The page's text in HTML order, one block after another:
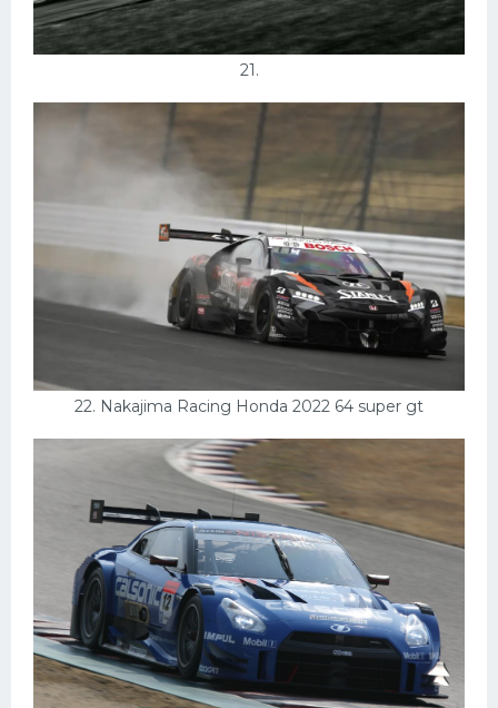
21.
22. Nakajima Racing Honda 2022 64 super gt